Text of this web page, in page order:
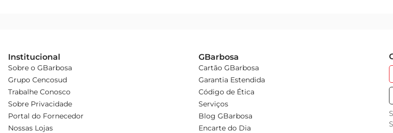
Institucional
Sobre o GBarbosa
Grupo Cencosud
Trabalhe Conosco
Sobre Privacidade
Portal do Fornecedor
Nossas Lojas
GBarbosa
Cartão GBarbosa
Garantia Estendida
Código de Ética
Serviços
Blog GBarbosa
Encarte do Dia